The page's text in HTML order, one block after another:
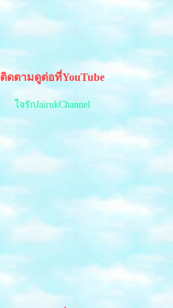
ติดตามดูต่อที่YouTube
จรักJairukChannel